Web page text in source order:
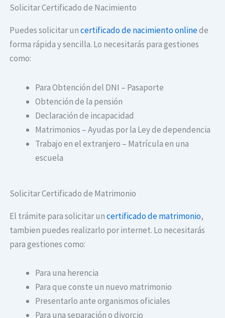
Solicitar Certificado de Nacimiento
Puedes solicitar uncertificado de nacimiento onlinede
forma rápida y sencilla. Lo necesitarás para gestiones
como:
Para Obtención del DNI – Pasaporte
Obtención de la pensión
Declaración de incapacidad
Matrimonios – Ayudas por la Ley de dependencia
Trabajo en el extranjero – Matrícula en una
escuela
Solicitar Certificado de Matrimonio
El trámite para solicitar uncertificado de matrimonio,
tambien puedes realizarlo por internet. Lo necesitarás
para gestiones como:
Para una herencia
Para que conste un nuevo matrimonio
Presentarlo ante organismos oficiales
Para una separación o divorcio